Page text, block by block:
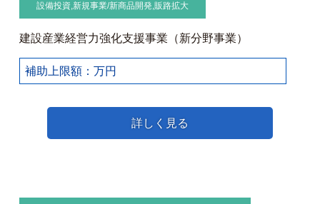
設備投資,新規事業/新商品開発,販路拡大
建設産業経営力強化支援事業（新分野事業）
補助上限額：万円
詳しく見る